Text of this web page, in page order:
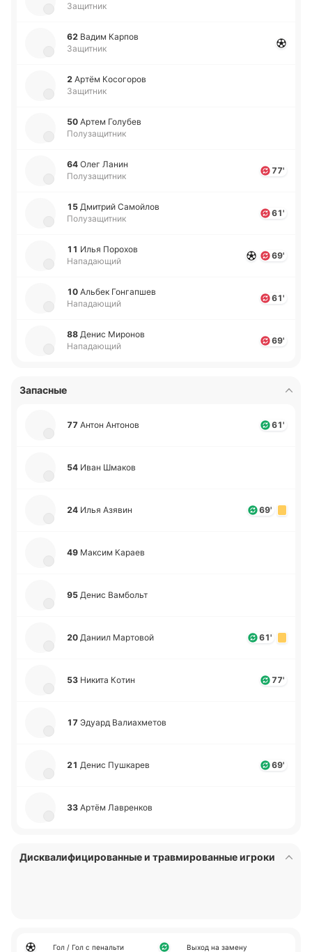
Защитник
62 Вадим Карпов
Защитник
2 Артём Ко­со­го­ров
Защитник
50 Артем Го­лу­бев
Полузащитник
64 Олег Ланин
Полузащитник
77'
15 Дми­трий Са­мой­лов
Полузащитник
61'
11 Илья По­ро­хов
Нападающий
69'
10 Альбек Го­нга­пшев
Нападающий
61'
88 Денис Ми­ро­нов
Нападающий
69'
Запасные
77 Антон Анто­нов 61'
54 Иван Шмаков
24 Илья Азявин 69'
49 Максим Караев
95 Денис Ва­мбольт
20 Даниил Ма­рто­вой 61'
53 Никита Котин 77'
17 Эдуард Ва­лиа­хме­тов
21 Денис Пу­шка­рев 69'
33 Артём Ла­вре­нков
Дисквалифицированные и травмированные игроки
Гол / Гол с пенальти Выход на замену